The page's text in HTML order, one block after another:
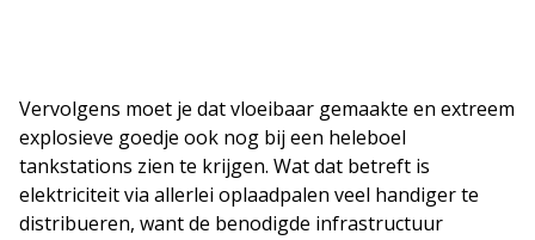
Vervolgens moet je dat vloeibaar gemaakte en extreem
explosieve goedje ook nog bij een heleboel
tankstations zien te krijgen. Wat dat betreft is
elektriciteit via allerlei oplaadpalen veel handiger te
distribueren, want de benodigde infrastructuur